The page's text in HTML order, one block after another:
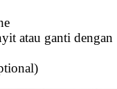
atau ganti